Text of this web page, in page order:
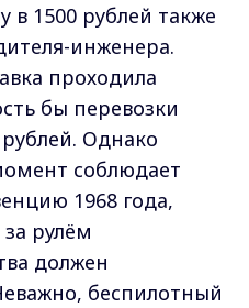
в 1500 рублей также
инженера.
проходила
бы перевозки
Однако
соблюдает
1968 года,
рулём
должен
беспилотный